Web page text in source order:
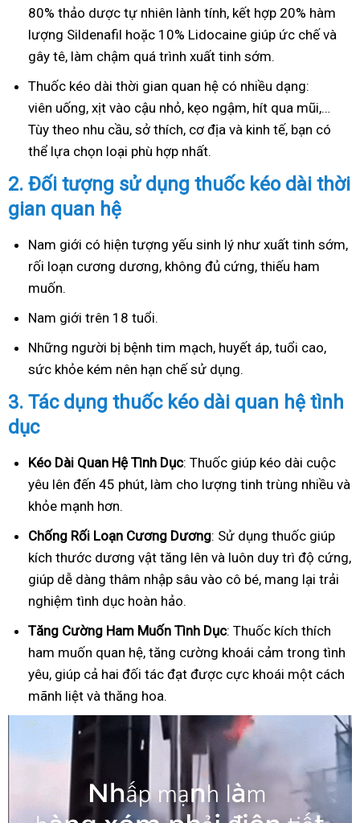
80% thảo dược tự nhiên lành tính, kết hợp 20% hàm
lượng Sildenafil hoặc 10% Lidocaine giúp ức chế và
gây tê, làm chậm quá trình xuất tinh sớm.
Thuốc kéo dài thời gian quan hệ có nhiều dạng:
viên uống, xịt vào cậu nhỏ, kẹo ngậm, hít qua mũi,…
Tùy theo nhu cầu, sở thích, cơ địa và kinh tế, bạn có
thể lựa chọn loại phù hợp nhất.
2. Đối tượng sử dụng thuốc kéo dài thời
gian quan hệ
Nam giới có hiện tượng yếu sinh lý như xuất tinh sớm,
rối loạn cương dương, không đủ cứng, thiếu ham
muốn.
Nam giới trên 18 tuổi.
Những người bị bệnh tim mạch, huyết áp, tuổi cao,
sức khỏe kém nên hạn chế sử dụng.
3. Tác dụng thuốc kéo dài quan hệ tình
dục
Kéo Dài Quan Hệ Tình Dục: Thuốc giúp kéo dài cuộc
yêu lên đến 45 phút, làm cho lượng tinh trùng nhiều và
khỏe mạnh hơn.
Chống Rối Loạn Cương Dương: Sử dụng thuốc giúp
kích thước dương vật tăng lên và luôn duy trì độ cứng,
giúp dễ dàng thâm nhập sâu vào cô bé, mang lại trải
nghiệm tình dục hoàn hảo.
Tăng Cường Ham Muốn Tình Dục: Thuốc kích thích
ham muốn quan hệ, tăng cường khoái cảm trong tình
yêu, giúp cả hai đối tác đạt được cực khoái một cách
mãnh liệt và thăng hoa.